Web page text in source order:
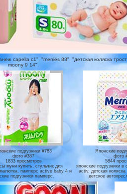
capella c1", "merries 88", "детская коляска
moony 9 14".
подгузники #783
фото #387
1833 просмотров
муни купить, стульчик для
памперс active baby 4 и
подгузники памперс.
Японские
фото
5844
японские подгузники в
activ, детская
детское